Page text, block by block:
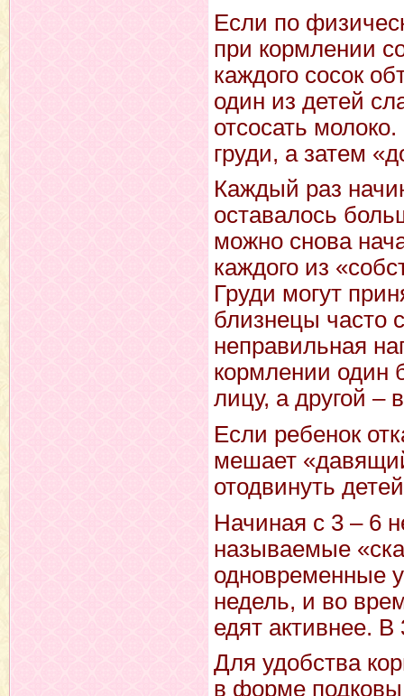
Если по
при кормлении
каждого сосок
один из детей
отсосать
груди, а затем
Каждый раз
оставалось
можно снова
каждого из
Груди могут
близнецы часто
неправильная
кормлении один
лицу, а другой –
Если ребенок
мешает
отодвинуть
Начиная с 3 – 6
называемые
одновременные
недель, и во
едят активнее.
Для удобства
в форме